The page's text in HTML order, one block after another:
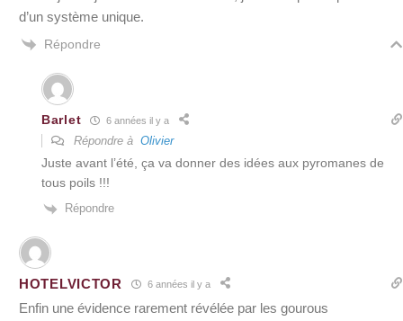
d’un système unique.
Répondre
Barlet 6 années il y a
Répondre à Olivier
Juste avant l’été, ça va donner des idées aux pyromanes de
tous poils !!!
Répondre
HOTELVICTOR 6 années il y a
Enfin une évidence rarement révélée par les gourous